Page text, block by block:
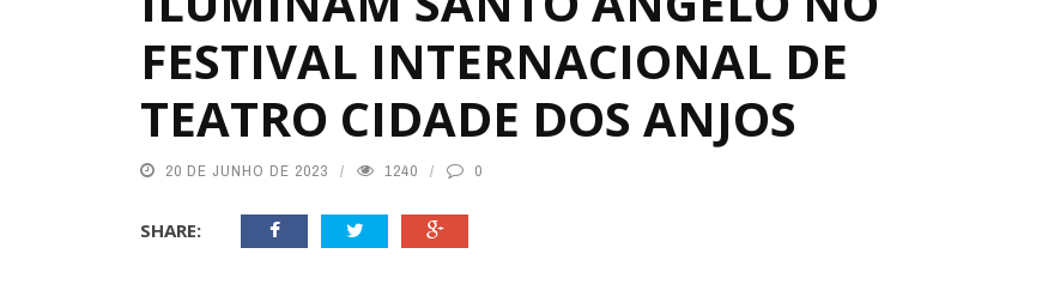
FESTIVAL INTERNACIONAL DE
TEATRO CIDADE DOS ANJOS
20 DE JUNHO DE 2023 1240 0
SHARE: